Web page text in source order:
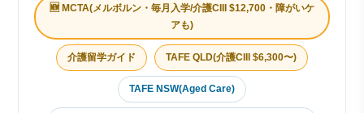
🆕 MCTA(メルボルン・毎月入学/介護CIII $12,700・障がいケ
アも)
介護留学ガイド TAFE QLD(介護CIII $6,300〜)
TAFE NSW(Aged Care)